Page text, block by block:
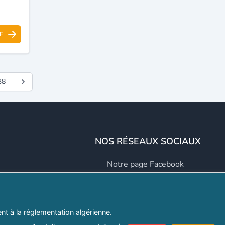
NOS RÉSEAUX SOCIAUX
Notre page Facebook
à la réglementation algérienne.